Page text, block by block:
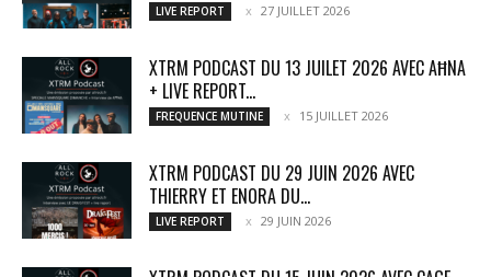
LIVE REPORT 27 JUILLET 2026
XTRM PODCAST DU 13 JUILET 2026 AVEC AĦNA
+ LIVE REPORT...
FREQUENCE MUTINE 15 JUILLET 2026
XTRM PODCAST DU 29 JUIN 2026 AVEC
THIERRY ET ENORA DU...
LIVE REPORT 29 JUIN 2026